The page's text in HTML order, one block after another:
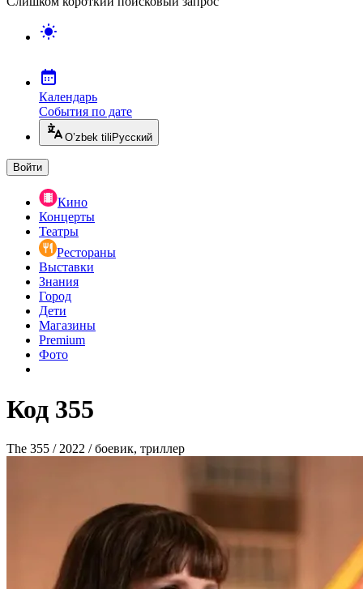
Календарь
События по дате
O’zbek tili Русский
Войти
Кино
Концерты
Театры
Рестораны
Выставки
Знания
Город
Дети
Магазины
Premium
Фото
Код 355
The 355 / 2022 / боевик, триллер